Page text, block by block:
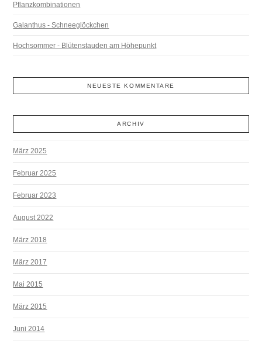
Pflanzkombinationen
Galanthus - Schneeglöckchen
Hochsommer - Blütenstauden am Höhepunkt
NEUESTE KOMMENTARE
ARCHIV
März 2025
Februar 2025
Februar 2023
August 2022
März 2018
März 2017
Mai 2015
März 2015
Juni 2014